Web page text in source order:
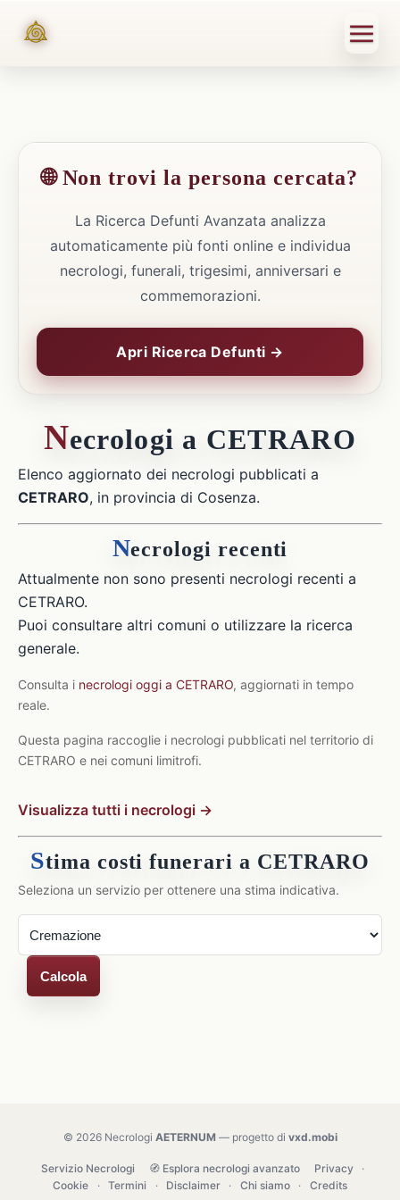
🌐 Non trovi la persona cercata?
La Ricerca Defunti Avanzata analizza
automaticamente più fonti online e individua
necrologi, funerali, trigesimi, anniversari e
commemorazioni.
Apri Ricerca Defunti →
Necrologi a CETRARO
Elenco aggiornato dei necrologi pubblicati a
CETRARO, in provincia di Cosenza.
Necrologi recenti
Attualmente non sono presenti necrologi recenti a
CETRARO.
Puoi consultare altri comuni o utilizzare la ricerca
generale.
Consulta i necrologi oggi a CETRARO, aggiornati in tempo
reale.
Questa pagina raccoglie i necrologi pubblicati nel territorio di
CETRARO e nei comuni limitrofi.
Visualizza tutti i necrologi →
Stima costi funerari a CETRARO
Seleziona un servizio per ottenere una stima indicativa.
Calcola
© 2026 Necrologi AETERNUM— progetto di vxd.mobi
Servizio Necrologi 🧭 Esplora necrologi avanzato Privacy
·
Cookie
· Termini · Disclaimer · Chi siamo · Credits